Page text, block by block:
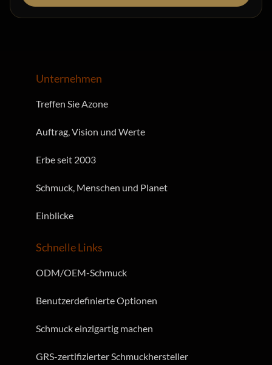
C
H
Schnelle Links
ODM/OEM-Schmuck
Benutzerdefinierte Optionen
Schmuck einzigartig machen
GRS-zertifizierter Schmuckhersteller
Unternehmen
Treffen Sie Azone
Auftrag, Vision und Werte
Erbe seit 2003
Schmuck, Menschen und Planet
Einblicke